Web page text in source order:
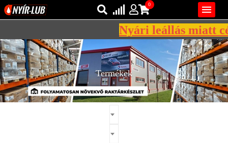
REGISZTRÁCIÓ

Bejelentkezés
Regisztráció
0
AZ ÖN KOSARA ÜRES
Nyári leállás miatt
Termékek